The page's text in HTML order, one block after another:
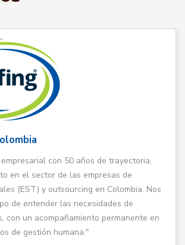
con 50 años de trayectoria,
en el sector de las empresas de
(EST) y outsourcing en Colombia. Nos
de entender las necesidades de
con un acompañamiento permanente en
de gestión humana."